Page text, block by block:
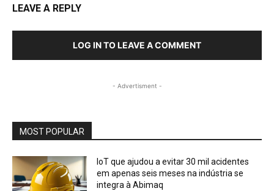
LEAVE A REPLY
LOG IN TO LEAVE A COMMENT
- Advertisment -
MOST POPULAR
IoT que ajudou a evitar 30 mil acidentes
em apenas seis meses na indústria se
integra à Abimaq